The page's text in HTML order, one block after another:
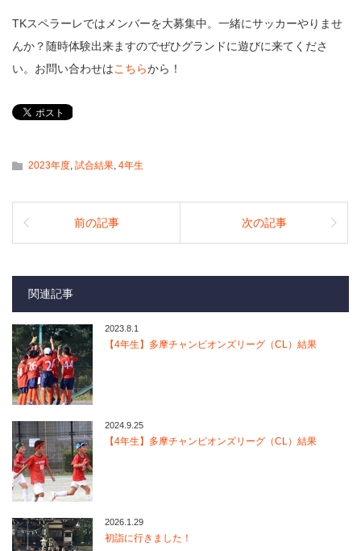
TKスペラーレではメンバーを大募集中。一緒にサッカーやりませ
んか？随時体験出来ますのでぜひグランドに遊びに来てくださ
い。お問い合わせはこちらから！
2023年度, 試合結果, 4年生
前の記事 次の記事
関連記事
2023.8.1
【4年生】多摩チャンピオンズリーグ（CL）結果
2024.9.25
【4年生】多摩チャンピオンズリーグ（CL）結果
2026.1.29
初詣に行きました！